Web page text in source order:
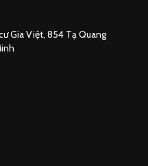
Gia Việt, 854 Tạ Quang